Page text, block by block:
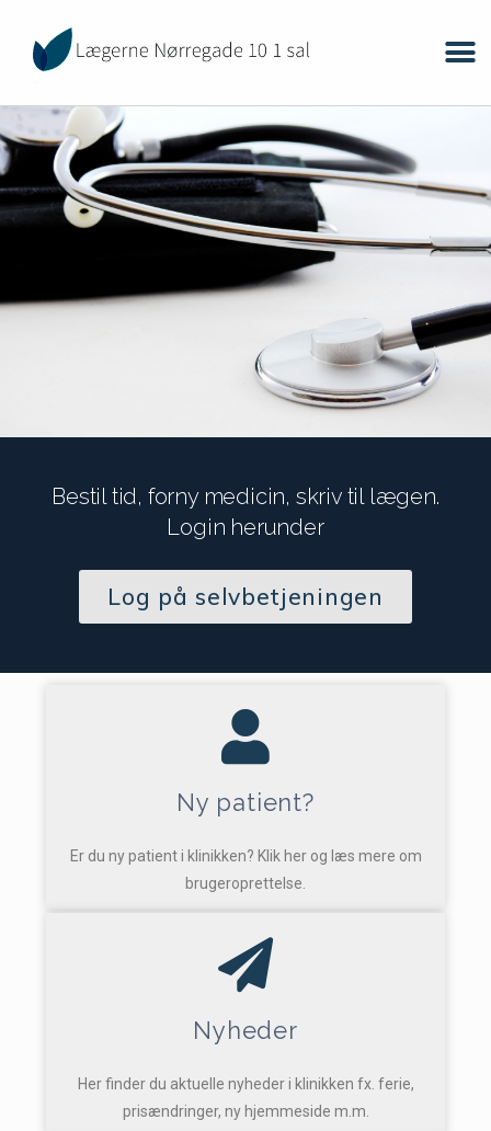
Bestil tid, forny medicin, skriv til lægen.
Login herunder
Log på selvbetjeningen
Ny patient?
Er du ny patient i klinikken? Klik her og læs mere om
brugeroprettelse.
Nyheder
Her finder du aktuelle nyheder i klinikken fx. ferie,
prisændringer, ny hjemmeside m.m.